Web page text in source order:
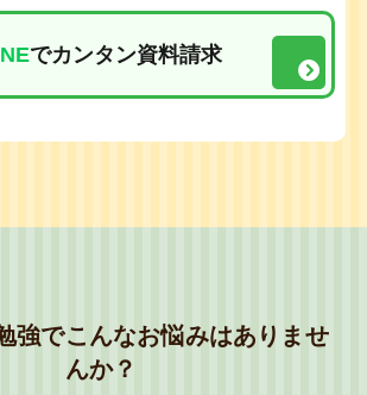
でカンタン資料請求
強でこんなお悩みはありませ
んか？